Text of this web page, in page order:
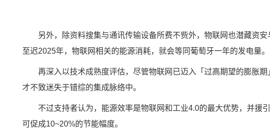
另外，除资料搜集与通讯传输设备所费不赀外，物联网也潜藏资
至迟2025年，物联网相关的能源消耗，就会等同葡萄牙一年的发电量。
再深入以技术成熟度评估，尽管物联网已迈入「过高期望的膨胀
才不致迷失于错综的集成脉络中。
不过支持者认为，能源效率是物联网和工业4.0的最大优势，并
可促成10~20%的节能幅度。